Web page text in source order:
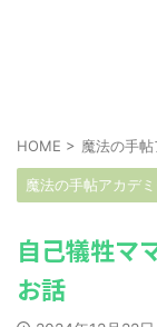
HOME > 魔法の手
魔法の手帖アカデ
自己犠牲マ
お話